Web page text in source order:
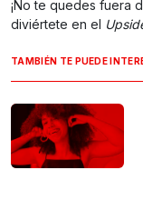
¡No te quedes fuera
diviértete en el
TAMBIÉN TE PUEDE